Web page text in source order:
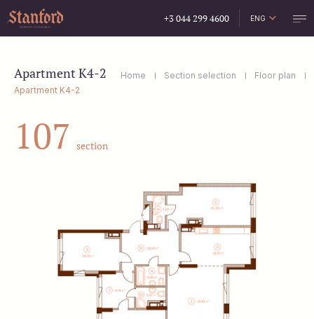
+3 044 299 4600
ENG
Apartment K4-2 Home Section selection
Floor plan
Apartment K4-2
107 section